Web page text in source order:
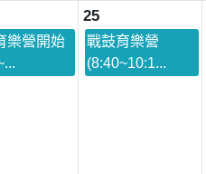
樂營開始
25
戰鼓育樂營
(8:40~10:1...